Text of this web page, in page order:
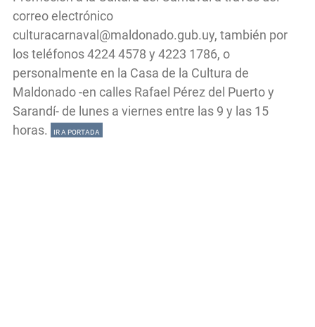
correo electrónico
culturacarnaval@maldonado.gub.uy, también por
los teléfonos 4224 4578 y 4223 1786, o
personalmente en la Casa de la Cultura de
Maldonado -en calles Rafael Pérez del Puerto y
Sarandí- de lunes a viernes entre las 9 y las 15
horas.
IR A PORTADA